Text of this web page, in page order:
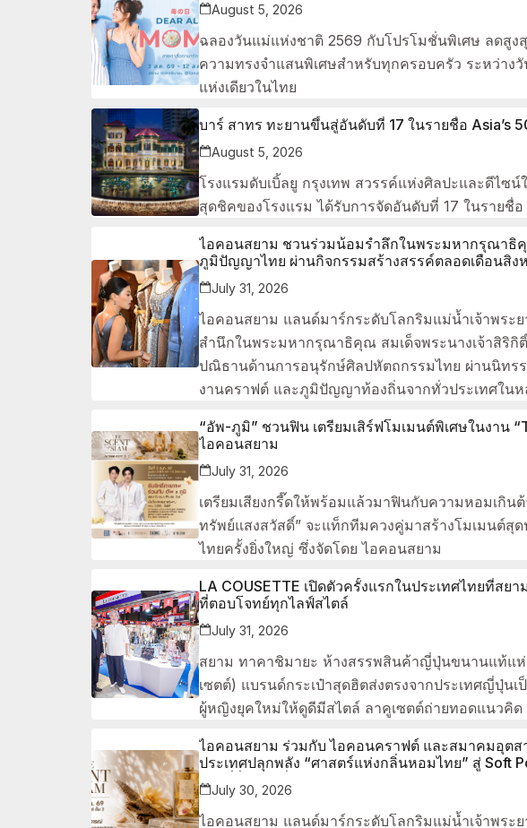
August 5, 2026
ฉลองวันแม่แห่งชาติ 2569 กับโปรโมชั่นพิเศษ ลดสู
ความทรงจำแสนพิเศษสำหรับทุกครอบครัว ระหว่า
แห่งเดียวในไทย
บาร์ สาทร ทะยานขึ้นสู่อันดับที่ 17 ในรายชื่อ Asia’s
August 5, 2026
โรงแรมดับเบิ้ลยู กรุงเทพ สวรรค์แห่งศิลปะและดีไซ
สุดชิคของโรงแรม ได้รับการจัดอันดับที่ 17 ในรายชื่อ
ไอคอนสยาม ชวนร่วมน้อมรำลึกในพระมหากรุณาธิ
ภูมิปัญญาไทย ผ่านกิจกรรมสร้างสรรค์ตลอดเดือนสิง
July 31, 2026
ไอคอนสยาม แลนด์มาร์กระดับโลกริมแม่น้ำเจ้าพระ
สำนึกในพระมหากรุณาธิคุณ สมเด็จพระนางเจ้าสิริ
ปณิธานด้านการอนุรักษ์ศิลปหัตถกรรมไทย ผ่านนิทร
งานคราฟต์ และภูมิปัญญาท้องถิ่นจากทั่วประเทศใน
“อัพ-ภูมิ” ชวนฟิน เตรียมเสิร์ฟโมเมนต์พิเศษในงาน
ไอคอนสยาม
July 31, 2026
เตรียมเสียงกรี๊ดให้พร้อมแล้วมาฟินกับความหอมเกิ
ทรัพย์แสงสวัสดิ์” จะแท็กทีมควงคู่มาสร้างโมเมนต์สุ
ไทยครั้งยิ่งใหญ่ ซึ่งจัดโดย ไอคอนสยาม
LA COUSETTE เปิดตัวครั้งแรกในประเทศไทยที่
ที่ตอบโจทย์ทุกไลฟ์สไตล์
July 31, 2026
สยาม ทาคาชิมายะ ห้างสรรพสินค้าญี่ปุ่นขนานแท้แห่
เซตต์) แบรนด์กระเป๋าสุดฮิตส่งตรงจากประเทศญี่ปุ่น
ผู้หญิงยุคใหม่ให้ดูดีมีสไตล์ ลาคูเซตต์ถ่ายทอดแนวคิด
ไอคอนสยาม ร่วมกับ ไอคอนคราฟต์ และสมาคมอุต
ประเทศปลุกพลัง “ศาสตร์แห่งกลิ่นหอมไทย” สู่ Soft
ไทยที่ยิ่งใหญ่ที่สุดแห่งปี5-9 สิงหาคม 2569 ณ วัฒนา
July 30, 2026
ไอคอนสยาม แลนด์มาร์กระดับโลกริมแม่น้ำเจ้าพระ